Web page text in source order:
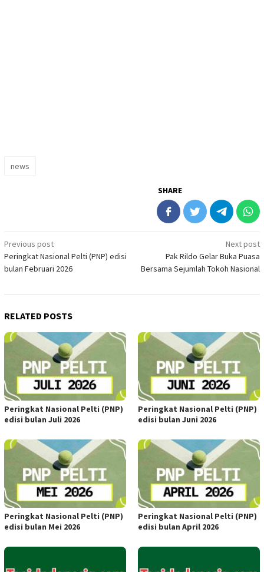
news
SHARE
Post
navigation
Previous post
Peringkat Nasional Pelti (PNP) edisi
bulan Februari 2026
Next post
Pak Rildo Gelar Buka Puasa
Bersama Sejumlah Tokoh Nasional
RELATED POSTS
Peringkat Nasional Pelti (PNP)
edisi bulan Juli 2026
Peringkat Nasional Pelti (PNP)
edisi bulan Juni 2026
Peringkat Nasional Pelti (PNP)
edisi bulan Mei 2026
Peringkat Nasional Pelti (PNP)
edisi bulan April 2026